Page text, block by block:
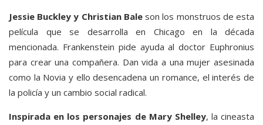
Jessie Buckley y Christian Baleson los monstruos de esta
película que se desarrolla en Chicago en la década
mencionada. Frankenstein pide ayuda al doctor Euphronius
para crear una compañera. Dan vida a una mujer asesinada
como la Novia y ello desencadena un romance, el interés de
la policía y un cambio social radical.
Inspirada en los personajes de Mary Shelley, la cineasta